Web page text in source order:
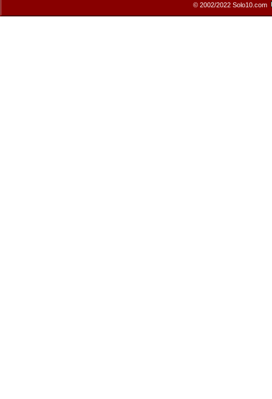
© 2002/2022 Solo10.com